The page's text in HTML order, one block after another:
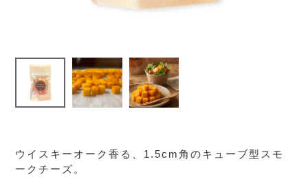
ウイスキーオーク香る、1.5cm角のキューブ型スモ
ークチーズ。